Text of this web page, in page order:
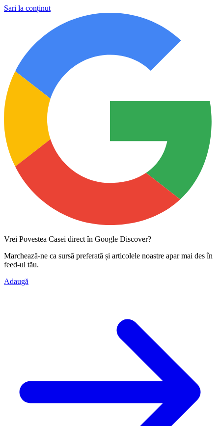
Sari la conținut
Vrei Povestea Casei direct în Google Discover?
Marchează-ne ca sursă preferată și articolele noastre apar mai des în
feed-ul tău.
Adaugă